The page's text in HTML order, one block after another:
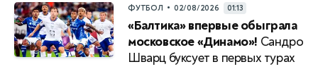
ФУТБОЛ • 02/08/2026 01:13
«Балтика» впервые обыграла
московское «Динамо»! Сандро
Шварц буксует в первых турах